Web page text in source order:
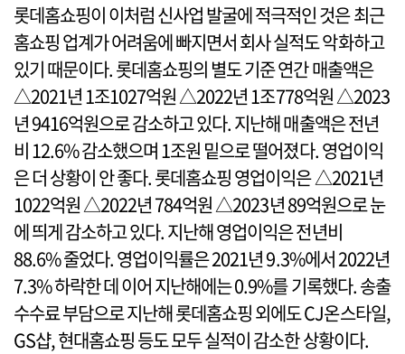
롯데홈쇼핑이 이처럼 신사업 발굴에 적극적인 것은 최근
홈쇼핑 업계가 어려움에 빠지면서 회사 실적도 악화하고
있기 때문이다. 롯데홈쇼핑의 별도 기준 연간 매출액은
△2021년 1조1027억원 △2022년 1조778억원 △2023
년 9416억원으로 감소하고 있다. 지난해 매출액은 전년
비 12.6% 감소했으며 1조원 밑으로 떨어졌다. 영업이익
은 더 상황이 안 좋다. 롯데홈쇼핑 영업이익은 △2021년
1022억원 △2022년 784억원 △2023년 89억원으로 눈
에 띄게 감소하고 있다. 지난해 영업이익은 전년비
88.6% 줄었다. 영업이익률은 2021년 9.3%에서 2022년
7.3% 하락한 데 이어 지난해에는 0.9%를 기록했다. 송출
수수료 부담으로 지난해 롯데홈쇼핑 외에도 CJ온스타일,
GS샵, 현대홈쇼핑 등도 모두 실적이 감소한 상황이다.